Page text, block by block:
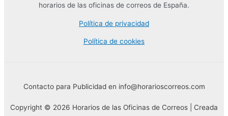
horarios de las oficinas de correos de España.
Política de privacidad
Política de cookies
Contacto para Publicidad en info@horarioscorreos.com
Copyright © 2026 Horarios de las Oficinas de Correos | Creada